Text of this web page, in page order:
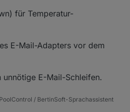
2025-10-04 17:06:12.156 info
2025-10-04 17:06:12.156 info
	[
pumpHelper
2025-10-04 17:06:12.155 debug state
für Temperatur-
E-Mail-Adapters vor dem
E-Mail-Schleifen.
/ BertinSoft-Sprachassistent